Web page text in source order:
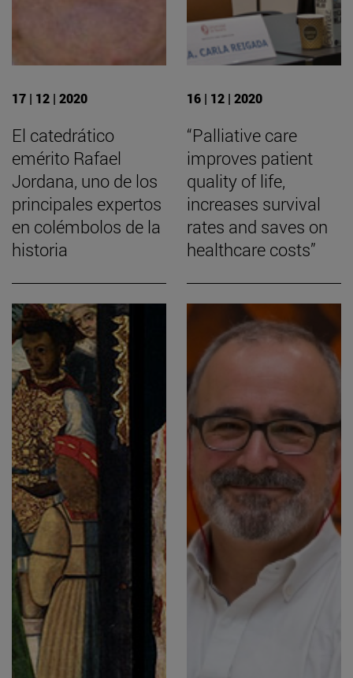
17 | 12 | 2020
El catedrático
emérito Rafael
Jordana, uno de los
principales expertos
en colémbolos de la
historia
16 | 12 | 2020
“Palliative care
improves patient
quality of life,
increases survival
rates and saves on
healthcare costs”